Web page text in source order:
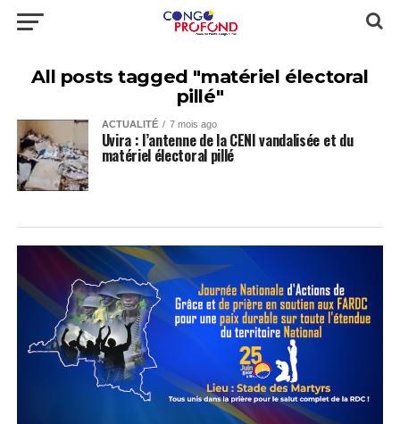
All posts tagged "matériel électoral
pillé"
ACTUALITÉ 7 mois ago
Uvira : l’antenne de la CENI vandalisée et du
matériel électoral pillé